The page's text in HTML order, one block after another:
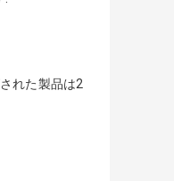
れた製品は2